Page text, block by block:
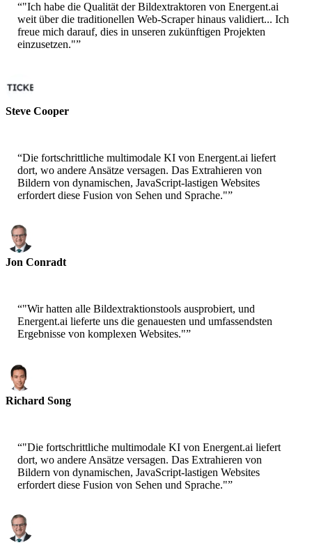
“"Ich habe die Qualität der Bildextraktoren von Energent.ai
weit über die traditionellen Web-Scraper hinaus validiert... Ich
freue mich darauf, dies in unseren zukünftigen Projekten
einzusetzen."”
Steve Cooper
“Die fortschrittliche multimodale KI von Energent.ai liefert
dort, wo andere Ansätze versagen. Das Extrahieren von
Bildern von dynamischen, JavaScript-lastigen Websites
erfordert diese Fusion von Sehen und Sprache."”
Jon Conradt
“"Wir hatten alle Bildextraktionstools ausprobiert, und
Energent.ai lieferte uns die genauesten und umfassendsten
Ergebnisse von komplexen Websites."”
Richard Song
“"Die fortschrittliche multimodale KI von Energent.ai liefert
dort, wo andere Ansätze versagen. Das Extrahieren von
Bildern von dynamischen, JavaScript-lastigen Websites
erfordert diese Fusion von Sehen und Sprache."”